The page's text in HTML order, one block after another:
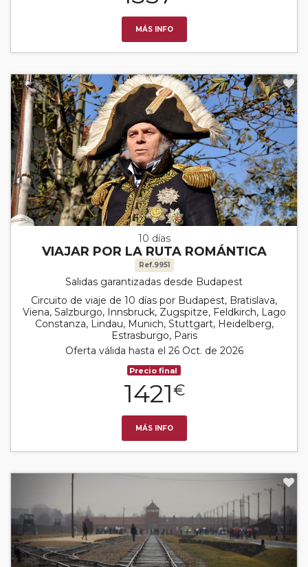
MÁS INFO
10 días
VIAJAR POR LA RUTA ROMÁNTICA
Ref.9951
Salidas garantizadas desde Budapest
Circuito de viaje de 10 días por Budapest, Bratislava,
Viena, Salzburgo, Innsbruck, Zugspitze, Feldkirch, Lago
Constanza, Lindau, Munich, Stuttgart, Heidelberg,
Estrasburgo, Paris
Oferta válida hasta el 26 Oct. de 2026
Precio final
1421€
MÁS INFO